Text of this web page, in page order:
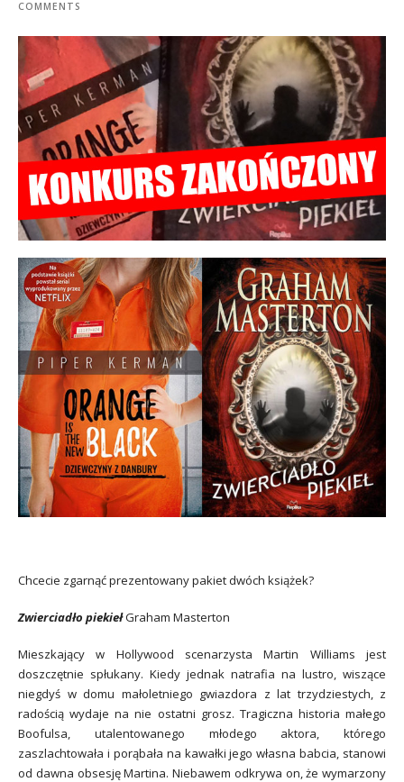
COMMENTS
Chcecie zgarnąć prezentowany pakiet dwóch książek?
Zwierciadło piekiełGraham Masterton
Mieszkający w Hollywood scenarzysta Martin Williams jest
doszczętnie spłukany. Kiedy jednak natrafia na lustro, wiszące
niegdyś w domu małoletniego gwiazdora z lat trzydziestych, z
radością wydaje na nie ostatni grosz. Tragiczna historia małego
Boofulsa, utalentowanego młodego aktora, którego
zaszlachtowała i porąbała na kawałki jego własna babcia, stanowi
od dawna obsesję Martina. Niebawem odkrywa on, że wymarzony